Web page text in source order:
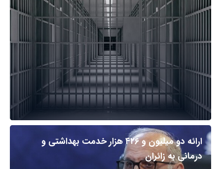
ارائه دو میلیون و ۴۲۶ هزار خدمت بهداشتی و
درمانی به زائران